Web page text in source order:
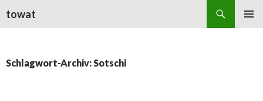
towat
Schlagwort-Archiv: Sotschi